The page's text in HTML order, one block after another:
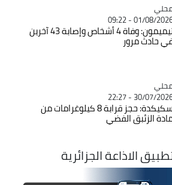
01/08/2026 -
تيميمون: وفاة 4 أشخاص وإصابة 43 آخرين
حادث مرور
30/07/2026 -
سكيكدة: حجز قرابة 8 كيلوغرامات من
الزئبق الفضي
الاذاعة الجزائرية